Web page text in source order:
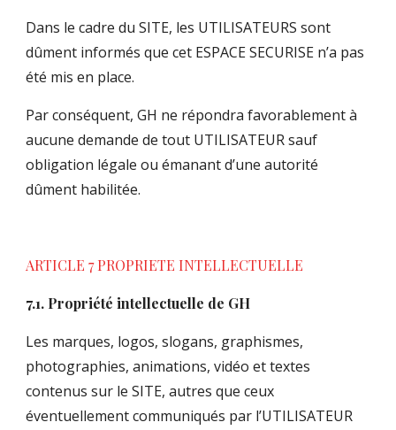
Dans le cadre du SITE, les UTILISATEURS sont
dûment informés que cet ESPACE SECURISE n’a pas
été mis en place.
Par conséquent, GH ne répondra favorablement à
aucune demande de tout UTILISATEUR sauf
obligation légale ou émanant d’une autorité
dûment habilitée.
ARTICLE 7 PROPRIETE INTELLECTUELLE
7.1. Propriété intellectuelle de GH
Les marques, logos, slogans, graphismes,
photographies, animations, vidéo et textes
contenus sur le SITE, autres que ceux
éventuellement communiqués par l’UTILISATEUR